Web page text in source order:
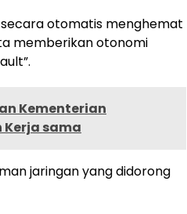
otomatis menghemat
memberikan otonomi
Kementerian
sama
jaringan yang didorong